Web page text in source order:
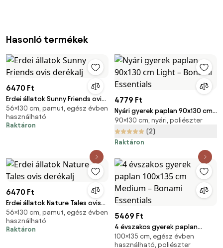
Hasonló termékek
6470 Ft
Erdei állatok Sunny Friends ovis
derékalj
56×130 cm, pamut, egész évben
használható
Raktáron
4779 Ft
Nyári gyerek paplan 90x130 cm
Light – Bonami Essentials
90×130 cm, nyári, poliészter
(2)
Raktáron
6470 Ft
Erdei állatok Nature Tales ovis
derékalj
56×130 cm, pamut, egész évben
használható
Raktáron
5469 Ft
4 évszakos gyerek paplan
100x135 cm Medium – Bonami
100×135 cm, egész évben
használható, poliészter